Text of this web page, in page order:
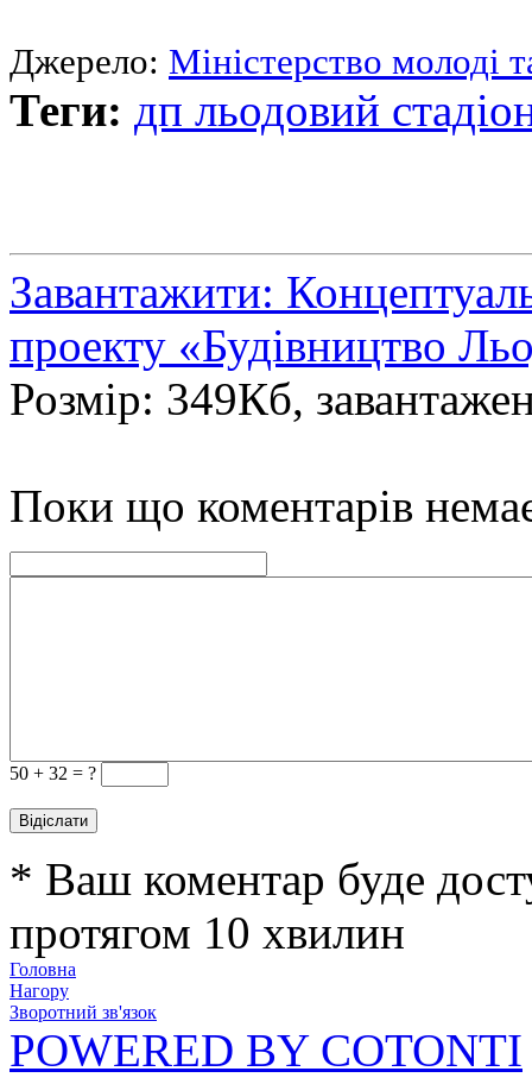
Джерело: Мiнiстерство молоді
Теги: дп льодовий
Завантажити:
проекту «Будівництво
Розмір: 349Кб,
Поки що коментарів
50 + 32 = ?
* Ваш коментар буде
протягом 10 хвилин
Головна
Нагору
Зворотний зв'язок
POWERED BY COTONTI